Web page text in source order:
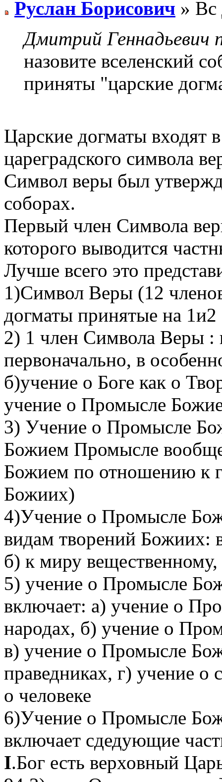
Руслан Борисович » Вс
Дмитрий Геннадьевич
назовите вселенский
приняты "царские
Царские догматы входят
цареградского символа
Символ веры был
соборах.
Первый член Символа
которого выводится
Лучше всего это
1)Символ Веры (12
догматы принятые на
2) 1 член Символа Веры :
первоначально, в
б)учение о Боге как о
учение о Промысле
3) Учение о Промысле
Божием Промысле
Божием по отношению к
Божиих)
4)Учение о Промысле
видам творений Божиих:
б) к миру
5) учение о Промысле
включает: а) учение о
народах, б) учение о
в) учение о Промысле
праведниках, г) учение
о человеке
6)Учение о Промысле
включает сдедующие
I.Бог есть верховный